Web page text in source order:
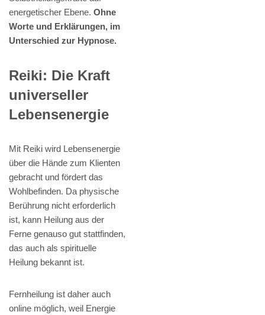
energetischer Ebene. Ohne
Worte und Erklärungen, im
Unterschied zur Hypnose.
Reiki: Die Kraft
universeller
Lebensenergie
Mit Reiki wird Lebensenergie
über die Hände zum Klienten
gebracht und fördert das
Wohlbefinden. Da physische
Berührung nicht erforderlich
ist, kann Heilung aus der
Ferne genauso gut stattfinden,
das auch als spirituelle
Heilung bekannt ist.
Fernheilung ist daher auch
online möglich, weil Energie